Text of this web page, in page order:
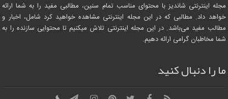
مجله اینترنتی شاندیز با محتوای مناسب تمام سنین، مطالبی مفید را به شما ارائه
خواهد داد. مطالبی که در این مجله اینترنتی مشاهده خواهید کرد شامل، اخبار و
مطالب مفید می‌باشد. در این مجله اینترنتی تلاش میکنیم تا محتوایی سازنده را به
شما مخاطبان گرامی ارائه دهیم.
ما را دنبال کنید